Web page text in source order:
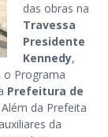
das obras na
Travessa
Presidente
Kennedy,
o Programa
Prefeitura de
Além da Prefeita
da